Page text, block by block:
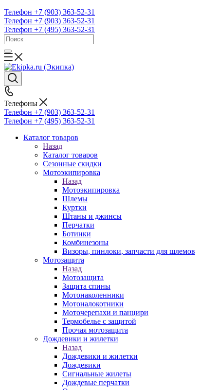
Телефон +7 (903) 363-52-31
Телефон +7 (903) 363-52-31
Телефон +7 (495) 363-52-31
Телефоны
Телефон +7 (903) 363-52-31
Телефон +7 (495) 363-52-31
Каталог товаров
Назад
Каталог товаров
Сезонные скидки
Мотоэкипировка
Назад
Мотоэкипировка
Шлемы
Куртки
Штаны и джинсы
Перчатки
Ботинки
Комбинезоны
Визоры, пинлоки, запчасти для шлемов
Мотозащита
Назад
Мотозащита
Защита спины
Мотонаколенники
Мотоналокотники
Моточерепахи и панцири
Термобелье с защитой
Прочая мотозащита
Дождевики и жилетки
Назад
Дождевики и жилетки
Дождевики
Сигнальные жилеты
Дождевые перчатки